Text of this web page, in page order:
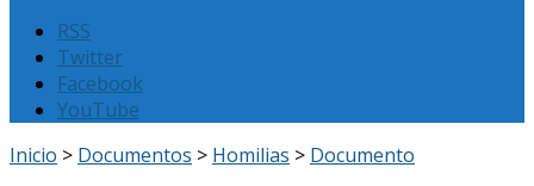
RSS
Twitter
Facebook
YouTube
Inicio > Documentos > Homilias > Documento